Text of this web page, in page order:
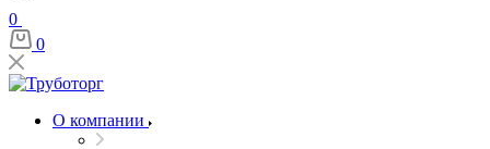
0
0
О компании